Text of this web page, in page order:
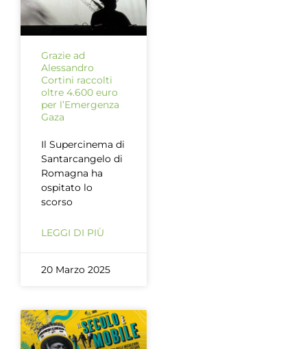
Grazie ad
Alessandro
Cortini raccolti
oltre 4.600 euro
per l’Emergenza
Gaza
Il Supercinema di
Santarcangelo di
Romagna ha
ospitato lo
scorso
LEGGI DI PIÙ
20 Marzo 2025